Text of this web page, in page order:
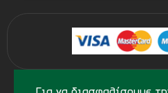
© 2013 - 2026